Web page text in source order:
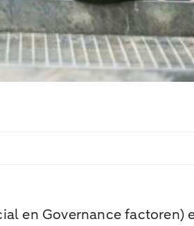
en Governance factoren)